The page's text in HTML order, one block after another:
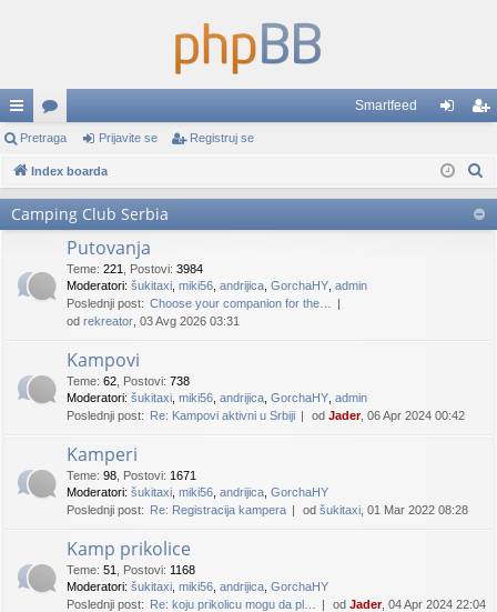
rzi
lin
ko
or
u
mi
Smartfeed
av ist
ruj
Pretraga Prijavite se Registruj se
Index boarda
a
Camping Club Serbia
Putovanja
Teme: 221 Postovi: 3984
Moderatori: šukitaxi miki56 andrijica GorchaHY admin
Poslednji post: Choose your companion for the…
od rekreator , 03 Avg 2026 03:31
Kampovi
Teme: 62 Postovi: 738
Moderatori: šukitaxi miki56 andrijica GorchaHY admin
Poslednji post: Re: Kampovi aktivni u Srbiji od Jader, 06 Apr 2024 00:42
Kamperi
Teme: 98 Postovi: 1671
Moderatori: šukitaxi miki56 andrijica GorchaHY
Poslednji post: Re: Registracija kampera od šukitaxi , 01 Mar 2022 08:28
Kamp prikolice
Teme: 51 Postovi: 1168
Moderatori: šukitaxi miki56 andrijica GorchaHY
Poslednji post: Re: koju prikolicu mogu da pl… od Jader, 04 Apr 2024 22:04